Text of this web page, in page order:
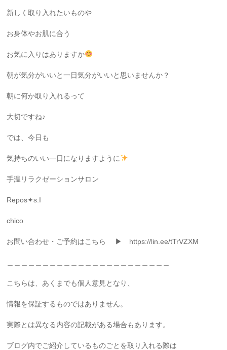
新しく取り入れたいものや
お身体やお肌に合う
お気に入りはありますか
朝が気分がいいと一日気分がいいと思いませんか？
朝に何か取り入れるって
大切ですね♪
では、今日も
気持ちのいい一日になりますように
手温リラクゼーションサロン
Repos✦s.I
chico
お問い合わせ・ご予約はこちら ▶ https://lin.ee/tTrVZXM
こちらは、あくまでも個人意見となり、
情報を保証するものではありません。
実際とは異なる内容の記載がある場合もあります。
ブログ内でご紹介しているものごとを取り入れる際は